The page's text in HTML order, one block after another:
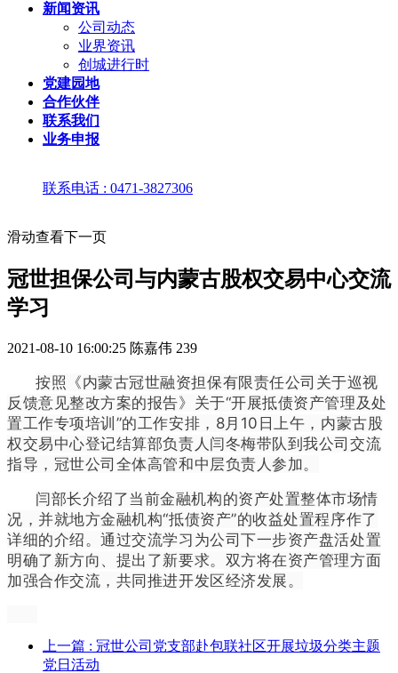
新闻资讯
公司动态
业界资讯
创城进行时
党建园地
合作伙伴
联系我们
业务申报
联系电话 : 0471-3827306
滑动查看下一页
冠世担保公司与内蒙古股权交易中心交流
学习
2021-08-10 16:00:25 陈嘉伟 239
按照《内蒙古冠世融资担保有限责任公司关于巡视
反馈意见整改方案的报告》关于“开展抵债资产管理及处
置工作专项培训”的工作安排，8月10日上午，内蒙古股
权交易中心登记结算部负责人闫冬梅带队到我公司交流
指导，冠世公司全体高管和中层负责人参加。
闫部长介绍了当前金融机构的资产处置整体市场情
况，并就地方金融机构“抵债资产”的收益处置程序作了
详细的介绍。通过交流学习为公司下一步资产盘活处置
明确了新方向、提出了新要求。双方将在资产管理方面
加强合作交流，共同推进开发区经济发展。
上一篇 : 冠世公司党支部赴包联社区开展垃圾分类主题
党日活动